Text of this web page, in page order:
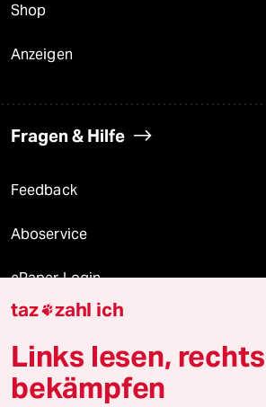
Shop
Anzeigen
Fragen & Hilfe
Feedback
Aboservice
ePaper Login
Downloads für Abonnierende
taz zahl ich
Links lesen, rechts
bekämpfen